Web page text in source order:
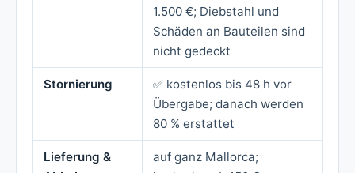
1.500 €; Diebstahl und
Schäden an Bauteilen sind
nicht gedeckt
Stornierung
✅ kostenlos bis 48 h vor
Übergabe; danach werden
80 % erstattet
Lieferung &
auf ganz Mallorca;